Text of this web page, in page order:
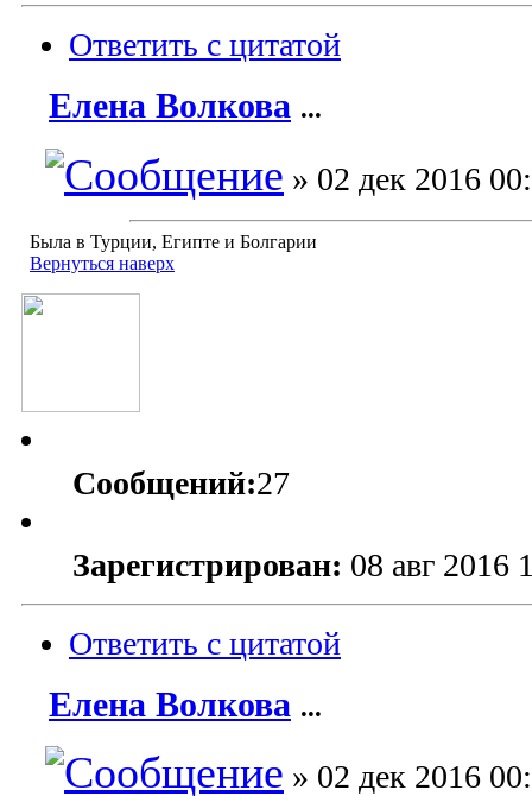
Ответить с цитатой
Елена Волкова ...
» 02 дек 2016
Была в Турции, Египте и Болгарии
Вернуться наверх
Сообщений:27
Зарегистрирован: 08 авг 2016
Ответить с цитатой
Елена Волкова ...
» 02 дек 2016